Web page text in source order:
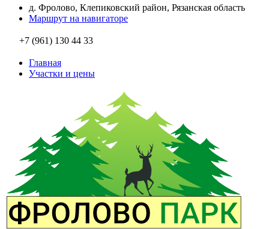
д. Фролово, Клепиковский район, Рязанская область
Маршрут на навигаторе
+7 (961) 130 44 33
Главная
Участки и цены